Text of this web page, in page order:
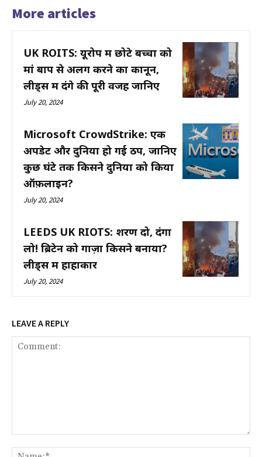
More articles
UK ROITS: यूरोप में छोटे बच्चों को
मां बाप से अलग करने का कानून,
लीड्स में दंगे की पूरी वजह जानिए
July 20, 2024
Microsoft CrowdStrike: एक
अपडेट और दुनिया हो गई ठप, जानिए
कुछ घंटे तक किसने दुनिया को किया
ऑफ़लाइन?
July 20, 2024
LEEDS UK RIOTS: शरण दो, दंगा
लो! ब्रिटेन को गाज़ा किसने बनाया?
लीड्स में हाहाकार
July 20, 2024
LEAVE A REPLY